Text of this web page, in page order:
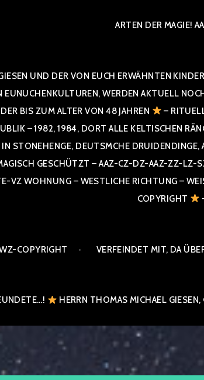
ARTEN DER MAGIE!
UND DER VON EUCH ERWÄHNTEN
WERDEN AKTUELL
BIS ZUM ALTER VON 48 JAHREN
–
– 1982, 1984, DORT ALLE KELTISCHEN
DEUTSMCHE DRUIDENDINGE,
GESCHÜTZT – AAZ-CZ-DZ-AAZ-ZZ-LZ-
WOHNUNG – WESTLICHE RICHTUNG –
PYRIGHT
COPYRIGHT VERFEINDET MIT, DA
HERRN THOMAS MICHAEL